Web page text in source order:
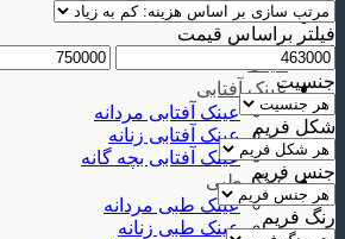
عینک
عینک آفتابی
عینک آفتابی مردانه
عینک آفتابی زنانه
عینک آفتابی بچه گانه
عینک طبی
عینک طبی مردانه
عینک طبی زنانه
price:
low
high
فیلتر براساس قیمت
حداقل
قیمت
حداكثر
جنسیت
شکل فریم
جنس فریم
رنگ فریم